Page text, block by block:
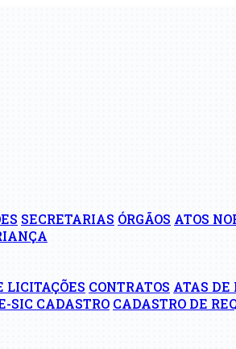
SECRETARIAS ÓRGÃOS ATOS
LICITAÇÕES CONTRATOS ATAS DE
SIC CADASTRO CADASTRO DE